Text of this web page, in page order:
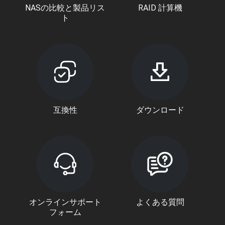
NASの比較と製品リス
ト
RAID 計算機
互換性 ダウンロード
オンラインサポート
フォーム
よくある質問